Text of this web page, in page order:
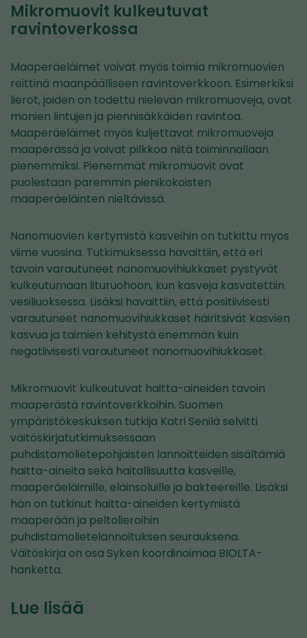
Mikromuovit kulkeutuvat
ravintoverkossa
Maaperäeläimet voivat myös toimia mikromuovien
reittinä maanpäälliseen ravintoverkkoon. Esimerkiksi
lierot, joiden on todettu nielevän mikromuoveja, ovat
monien lintujen ja piennisäkkäiden ravintoa.
Maaperäeläimet myös kuljettavat mikromuoveja
maaperässä ja voivat pilkkoa niitä toiminnallaan
pienemmiksi. Pienemmät mikromuovit ovat
puolestaan paremmin pienikokoisten
maaperäeläinten nieltävissä.
Nanomuovien kertymistä kasveihin on tutkittu myös
viime vuosina. Tutkimuksessa havaittiin, että eri
tavoin varautuneet nanomuovihiukkaset pystyvät
kulkeutumaan lituruohoon, kun kasveja kasvatettiin
vesiliuoksessa. Lisäksi havaittiin, että positiivisesti
varautuneet nanomuovihiukkaset häiritsivät kasvien
kasvua ja taimien kehitystä enemmän kuin
negatiivisesti varautuneet nanomuovihiukkaset.
Mikromuovit kulkeutuvat haitta-aineiden tavoin
maaperästä ravintoverkkoihin. Suomen
ympäristökeskuksen tutkija Katri Senilä selvitti
väitöskirjatutkimuksessaan
puhdistamolietepohjaisten lannoitteiden sisältämiä
haitta-aineita sekä haitallisuutta kasveille,
maaperäeläimille, eläinsoluille ja bakteereille. Lisäksi
hän on tutkinut haitta-aineiden kertymistä
maaperään ja peltolieroihin
puhdistamolietelannoituksen seurauksena.
Väitöskirja on osa Syken koordinoimaa BIOLTA-
hanketta.
Lue lisää